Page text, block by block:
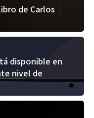
de Carlos
disponible en
nivel de